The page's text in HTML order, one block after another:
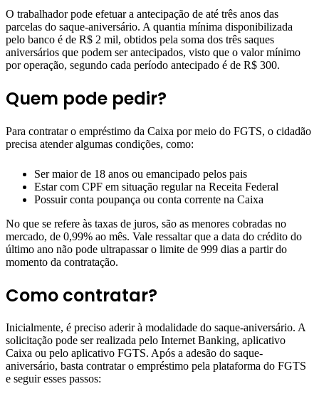
O trabalhador pode efetuar a antecipação de até três anos das
parcelas do saque-aniversário. A quantia mínima disponibilizada
pelo banco é de R$ 2 mil, obtidos pela soma dos três saques
aniversários que podem ser antecipados, visto que o valor mínimo
por operação, segundo cada período antecipado é de R$ 300.
Quem pode pedir?
Para contratar o empréstimo da Caixa por meio do FGTS, o cidadão
precisa atender algumas condições, como:
Ser maior de 18 anos ou emancipado pelos pais
Estar com CPF em situação regular na Receita Federal
Possuir conta poupança ou conta corrente na Caixa
No que se refere às taxas de juros, são as menores cobradas no
mercado, de 0,99% ao mês. Vale ressaltar que a data do crédito do
último ano não pode ultrapassar o limite de 999 dias a partir do
momento da contratação.
Como contratar?
Inicialmente, é preciso aderir à modalidade do saque-aniversário. A
solicitação pode ser realizada pelo Internet Banking, aplicativo
Caixa ou pelo aplicativo FGTS. Após a adesão do saque-
aniversário, basta contratar o empréstimo pela plataforma do FGTS
e seguir esses passos: